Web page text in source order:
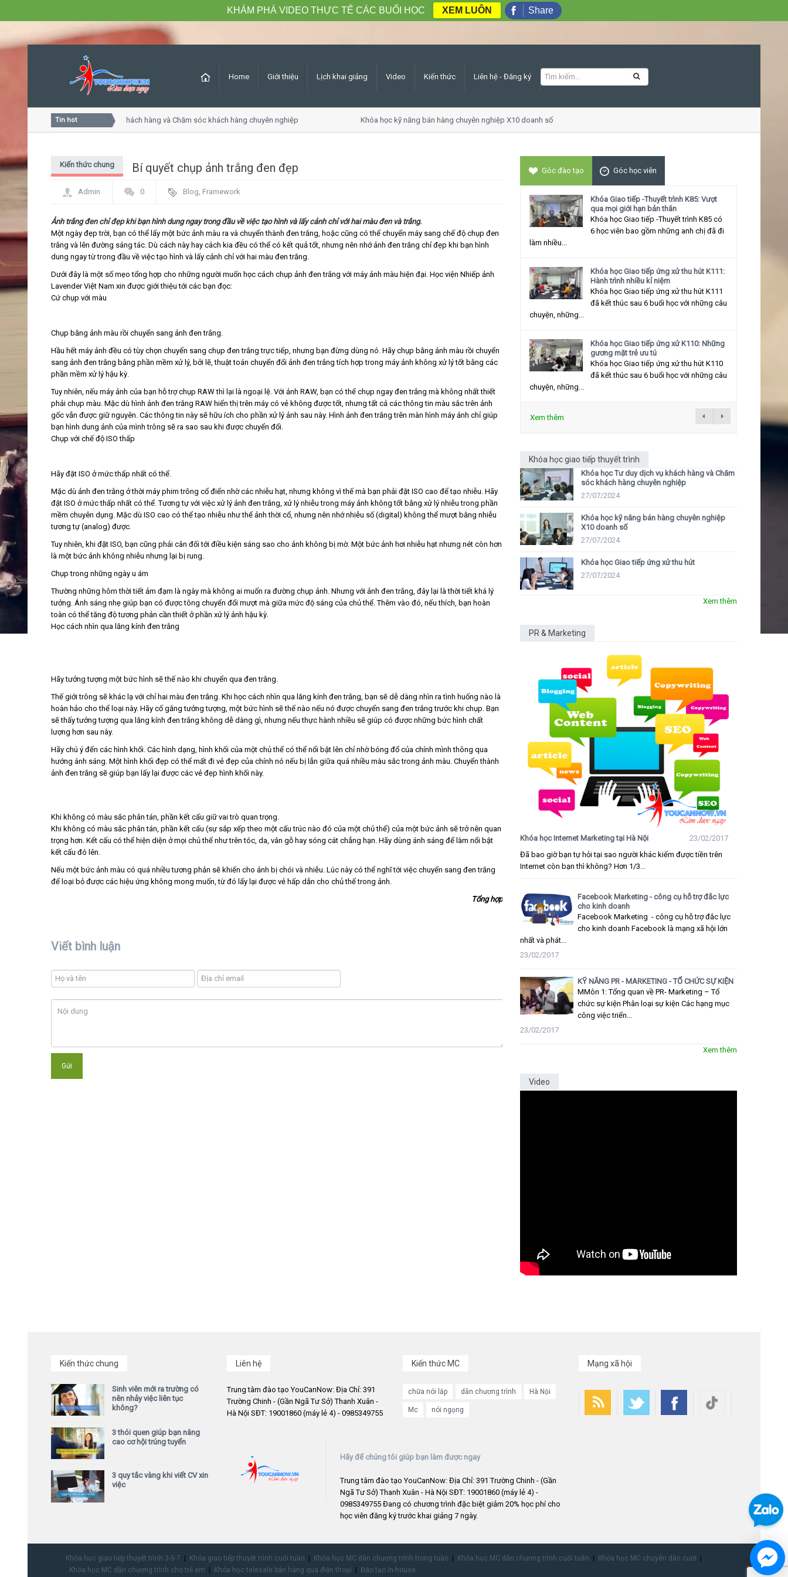
Home Giới thiệu Lịch khai giảng Video Kiến thức Liên hệ - Đăng ký
Tin hot
Khóa học Tư duy dịch vụ khách hàng và Chăm sóc khách hàng chuyên nghiệp Khóa học kỹ năng bán hàng chuyên nghiệp X10 doanh số
Bí quyết chụp ảnh trắng đen đẹp
Kiến thức chung
Admin 0 Blog, Framework
Ảnh trắng đen chỉ đẹp khi bạn hình dung ngay trong đầu về việc tạo hình và lấy cảnh chỉ với hai màu đen và trắng.
Một ngày đẹp trời, bạn có thể lấy một bức ảnh màu ra và chuyển thành đen trắng, hoặc cũng có thể chuyển máy sang chế độ chụp đen
trắng và lên đường sáng tác. Dù cách này hay cách kia đều có thể có kết quả tốt, nhưng nên nhớ ảnh đen trắng chỉ đẹp khi bạn hình
dung ngay từ trong đầu về việc tạo hình và lấy cảnh chỉ với hai màu đen trắng.
Dưới đây là một số mẹo tổng hợp cho những người muốn học cách chụp ảnh đen trắng với máy ảnh màu hiện đại. Học viện Nhiếp ảnh
Lavender Việt Nam xin được giới thiệu tới các bạn đọc:
Cứ chụp với màu
Chụp bằng ảnh màu rồi chuyển sang ảnh đen trắng.
Hầu hết máy ảnh đều có tùy chọn chuyển sang chụp đen trắng trực tiếp, nhưng bạn đừng dùng nó. Hãy chụp bằng ảnh màu rồi chuyển
sang ảnh đen trắng bằng phần mềm xử lý, bởi lẽ, thuật toán chuyển đổi ảnh đen trắng tích hợp trong máy ảnh không xử lý tốt bằng các
phần mềm xử lý hậu kỳ.
Tuy nhiên, nếu máy ảnh của bạn hỗ trợ chụp RAW thì lại là ngoại lệ. Với ảnh RAW, bạn có thể chụp ngay đen trắng mà không nhất thiết
phải chụp màu. Mặc dù hình ảnh đen trắng RAW hiển thị trên máy có vẻ không được tốt, nhưng tất cả các thông tin màu sắc trên ảnh
gốc vẫn được giữ nguyên. Các thông tin này sẽ hữu ích cho phần xử lý ảnh sau này. Hình ảnh đen trắng trên màn hình máy ảnh chỉ giúp
bạn hình dung ảnh của mình trông sẽ ra sao sau khi được chuyển đổi.
Chụp với chế độ ISO thấp
Hãy đặt ISO ở mức thấp nhất có thể.
Mặc dù ảnh đen trắng ở thời máy phim trông cổ điển nhờ các nhiễu hạt, nhưng không vì thế mà bạn phải đặt ISO cao để tạo nhiễu. Hãy
đặt ISO ở mức thấp nhất có thể. Tương tự với việc xử lý ảnh đen trắng, xử lý nhiễu trong máy ảnh không tốt bằng xử lý nhiễu trong phần
mềm chuyên dụng. Mặc dù ISO cao có thể tạo nhiễu như thể ảnh thời cổ, nhưng nên nhớ nhiễu số (digital) không thể mượt bằng nhiễu
tương tự (analog) được.
Tuy nhiên, khi đặt ISO, bạn cũng phải cân đối tới điều kiện sáng sao cho ảnh không bị mờ. Một bức ảnh hơi nhiễu hạt nhưng nét còn hơn
là một bức ảnh không nhiễu nhưng lại bị rung.
Chụp trong những ngày u ám
Thường những hôm thời tiết ảm đạm là ngày mà không ai muốn ra đường chụp ảnh. Nhưng với ảnh đen trắng, đây lại là thời tiết khá lý
tưởng. Ánh sáng nhẹ giúp bạn có được tông chuyển đổi mượt mà giữa mức độ sáng của chủ thể. Thêm vào đó, nếu thích, bạn hoàn
toàn có thể tăng độ tương phản cần thiết ở phần xử lý ảnh hậu kỳ.
Học cách nhìn qua lăng kính đen trắng
Hãy tưởng tượng một bức hình sẽ thế nào khi chuyển qua đen trắng.
Thế giới trông sẽ khác lạ với chỉ hai màu đen trắng. Khi học cách nhìn qua lăng kính đen trắng, bạn sẽ dễ dàng nhìn ra tình huống nào là
hoàn hảo cho thể loại này. Hãy cố gắng tưởng tượng, một bức hình sẽ thế nào nếu nó được chuyển sang đen trắng trước khi chụp. Bạn
sẽ thấy tưởng tượng qua lăng kính đen trắng không dễ dàng gì, nhưng nếu thực hành nhiều sẽ giúp có được những bức hình chất
lượng hơn sau này.
Hãy chú ý đến các hình khối. Các hình dạng, hình khối của một chủ thể có thể nổi bật lên chỉ nhờ bóng đổ của chính mình thông qua
hướng ánh sáng. Một hình khối đẹp có thể mất đi vẻ đẹp của chính nó nếu bị lẫn giữa quá nhiều màu sắc trong ảnh màu. Chuyển thành
ảnh đen trắng sẽ giúp bạn lấy lại được các vẻ đẹp hình khối này.
Khi không có màu sắc phân tán, phần kết cấu giữ vai trò quan trọng.
Khi không có màu sắc phân tán, phần kết cấu (sự sắp xếp theo một cấu trúc nào đó của một chủ thể) của một bức ảnh sẽ trở nên quan
trọng hơn. Kết cấu có thể hiện diện ở mọi chủ thể như trên tóc, da, vân gỗ hay sóng cát chẳng hạn. Hãy dùng ánh sáng để làm nổi bật
kết cấu đó lên.
Nếu một bức ảnh màu có quá nhiều tương phản sẽ khiến cho ảnh bị chói và nhiễu. Lúc này có thể nghĩ tới việc chuyển sang đen trắng
để loại bỏ được các hiệu ứng không mong muốn, từ đó lấy lại được vẻ hấp dẫn cho chủ thể trong ảnh.
Tổng hợp
Viết bình luận
Góc đào tạo Góc học viên
Khóa Giao tiếp -Thuyết trình K85: Vượt
qua mọi giới hạn bản thân
Khóa học Giao tiếp -Thuyết trình K85 có
6 học viên bao gồm những anh chị đã đi
làm nhiều...
Khóa học Giao tiếp ứng xử thu hút K111:
Hành trình nhiều kỉ niệm
Khóa học Giao tiếp ứng xử thu hút K111
đã kết thúc sau 6 buổi học với những câu
chuyện, những...
Khóa học Giao tiếp ứng xử K110: Những
gương mặt trẻ ưu tú
Khóa học Giao tiếp ứng xử thu hút K110
đã kết thúc sau 6 buổi học với những câu
chuyện, những...
Xem thêm
Khóa học giao tiếp thuyết trình
Khóa học Tư duy dịch vụ khách hàng và Chăm
sóc khách hàng chuyên nghiệp
27/07/2024
Khóa học kỹ năng bán hàng chuyên nghiệp
X10 doanh số
27/07/2024
Khóa học Giao tiếp ứng xử thu hút
27/07/2024
Xem thêm
PR & Marketing
Khóa học Internet Marketing tại Hà Nội
23/02/2017
Đã bao giờ bạn tự hỏi tại sao người khác kiếm được tiền trên
Internet còn bạn thì không? Hơn 1/3...
Facebook Marketing - công cụ hỗ trợ đắc lực
cho kinh doanh
Facebook Marketing - công cụ hỗ trợ đắc lực
cho kinh doanh Facebook là mạng xã hội lớn
nhất và phát...
23/02/2017
KỸ NĂNG PR - MARKETING - TỔ CHỨC SỰ KIỆN
MMôn 1: Tổng quan về PR- Marketing – Tổ
chức sự kiện Phân loại sự kiện Các hạng mục
công việc triển...
23/02/2017
Xem thêm
Video
Kiến thức chung
Sinh viên mới ra trường có
nên nhảy việc liên tục
không?
3 thói quen giúp bạn nâng
cao cơ hội trúng tuyển
3 quy tắc vàng khi viết CV xin
việc
Liên hệ
Trung tâm đào tạo YouCanNow: Địa Chỉ: 391
Trường Chinh - (Gần Ngã Tư Sở) Thanh Xuân -
Hà Nội SĐT: 19001860 (máy lẻ 4) - 0985349755
Kiến thức MC
chữa nói lắp dẫn chương trình Hà Nội
Mc nói ngọng
Mạng xã hội
Hãy để chúng tôi giúp bạn làm được ngay
Trung tâm đào tạo YouCanNow: Địa Chỉ: 391 Trường Chinh - (Gần
Ngã Tư Sở) Thanh Xuân - Hà Nội SĐT: 19001860 (máy lẻ 4) -
0985349755 Đang có chương trình đặc biệt giảm 20% học phí cho
học viên đăng ký trước khai giảng 7 ngày.
Khóa học giao tiếp thuyết trình 3-5-7 Khóa giao tiếp thuyết trình cuối tuần Khóa học MC dẫn chương trình trong tuần Khóa học MC dẫn chương trình cuối tuần
Khóa học MC chuyên dẫn cưới
Khóa học MC dẫn chương trình cho trẻ em
Khóa học telesale bán hàng qua điện thoại Đào tạo In-house
KHÁM PHÁ VIDEO THỰC TẾ CÁC BUỔI HỌC XEM LUÔN Share